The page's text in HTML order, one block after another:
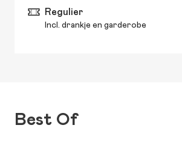
Regulier
Incl. drankje en garderobe
Best Of